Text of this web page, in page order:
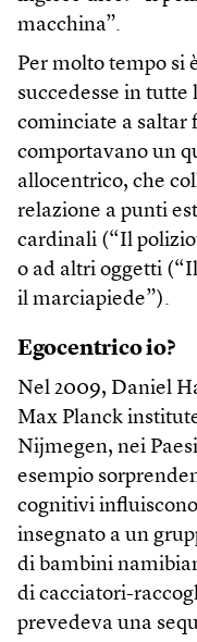
macchina”.
Per molto tempo si
succedesse in tutte
cominciate a saltar
comportavano un
allocentrico, che
relazione a punti
cardinali (“Il
o ad altri oggetti
il marciapiede”).
Egocentrico io?
Nel 2009, Daniel
Max Planck
Nijmegen, nei
esempio
cognitivi
insegnato a un
di bambini
di cacciatori-
prevedeva una